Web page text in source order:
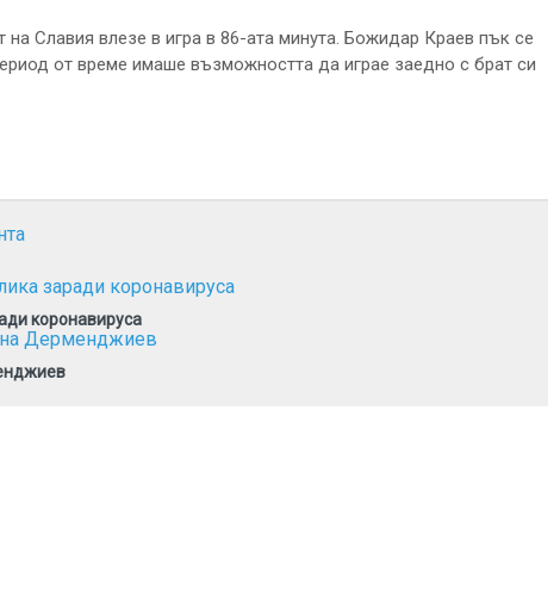
Славия влезе в игра в 86-ата минута. Божидар Краев пък се
от време имаше възможността да играе заедно с брат си
коронавируса